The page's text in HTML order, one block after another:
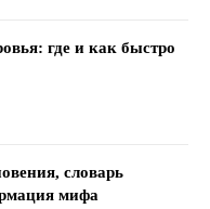
где и как быстро
словарь
мифа